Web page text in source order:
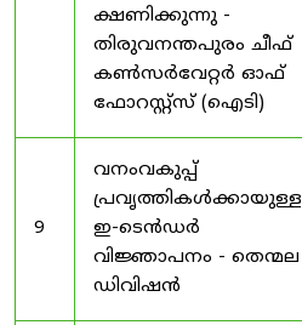
ക്ഷണിക്കുന്നു -
തിരുവനന്തപുരം ചീഫ്
കൺസർവേറ്റർ ഓഫ്
ഫോറസ്റ്റ്സ് (ഐടി)
9
വനംവകുപ്പ്
പ്രവൃത്തികൾക്കായുള്ള
ഇ-ടെൻഡർ
വിജ്ഞാപനം - തെന്മല
ഡിവിഷൻ